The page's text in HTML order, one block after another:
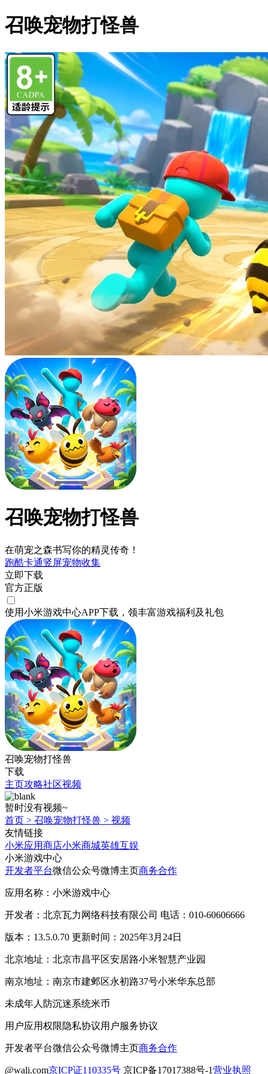
召唤宠物打怪兽
召唤宠物打怪兽
在萌宠之森书写你的精灵传奇！
跑酷卡通竖屏宠物收集
立即下载
官方正版
使用小米游戏中心APP下载 ，领丰富游戏福利 及礼包
召唤宠物打怪兽
下载
主页攻略社区视频
暂时没有视频~
首页 > 召唤宠物打怪兽 > 视频
友情链接
小米应用商店小米商城英雄互娱
小米游戏中心
开发者平台微信公众号微博主页商务合作
应用名称：小米游戏中心
开发者：北京瓦力网络科技有限公司 电话：010-60606666
版本：13.5.0.70 更新时间：2025年3月24日
北京地址：北京市昌平区安居路小米智慧产业园
南京地址：南京市建邺区永初路37号小米华东总部
未成年人防沉迷系统米币
用户应用权限隐私协议用户服务协议
开发者平台微信公众号微博主页商务合作
@wali.com京ICP证110335号 京ICP备17017388号-1营业执照